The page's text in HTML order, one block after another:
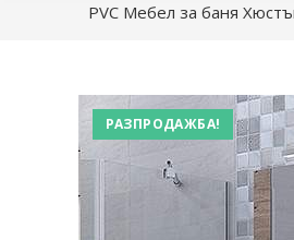
PVC Мебел за баня
РАЗПРОДАЖБА!